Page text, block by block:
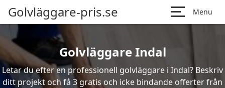
Golvläggare-pris.se Menu
Golvläggare Indal
Letar du efter en professionell golvläggare i Indal? Beskriv
ditt projekt och få 3 gratis och icke bindande offerter från